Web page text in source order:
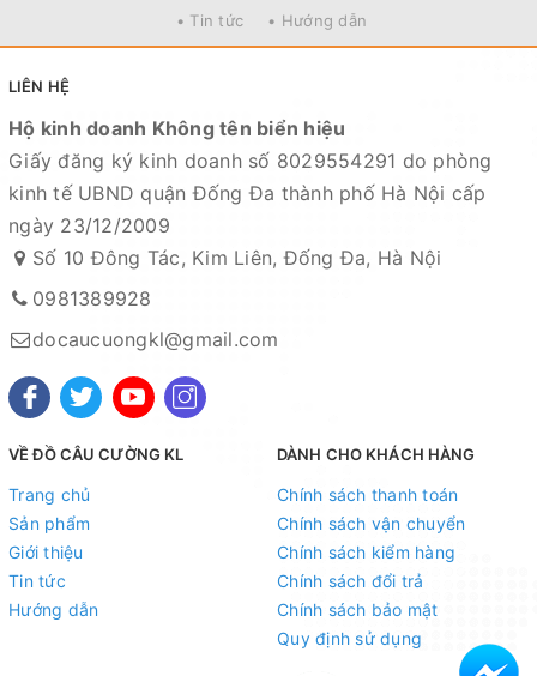
• Tin tức • Hướng dẫn
LIÊN HỆ
Hộ kinh doanh Không tên biển hiệu
Giấy đăng ký kinh doanh số 8029554291 do phòng
kinh tế UBND quận Đống Đa thành phố Hà Nội cấp
ngày 23/12/2009
Số 10 Đông Tác, Kim Liên, Đống Đa, Hà Nội
0981389928
docaucuongkl@gmail.com
VỀ ĐỒ CÂU CƯỜNG KL
Trang chủ
Sản phẩm
Giới thiệu
Tin tức
Hướng dẫn
DÀNH CHO KHÁCH HÀNG
Chính sách thanh toán
Chính sách vận chuyển
Chính sách kiểm hàng
Chính sách đổi trả
Chính sách bảo mật
Quy định sử dụng